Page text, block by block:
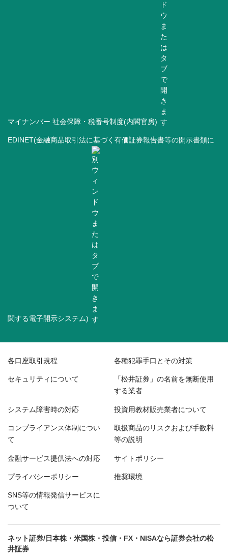
マイナンバー 社会保障・税番号制度(内閣官房)
EDINET(金融商品取引法に基づく有価証券報告書等の開示書類に
関する電子開示システム)
各口座取引規程 各種犯罪手口とその対策
セキュリティについて 「松井証券」の名前を無断使用
する業者
システム障害時の対応 投資用教材販売業者について
コンプライアンス体制につい
て
取扱商品のリスクおよび手数料
等の説明
金融サービス提供法への対応 サイトポリシー
プライバシーポリシー 推奨環境
SNS等の情報発信サービスに
ついて
ネット証券/日本株・米国株・投信・FX・NISAなら証券会社の松
井証券